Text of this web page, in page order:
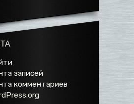
записей
комментариев